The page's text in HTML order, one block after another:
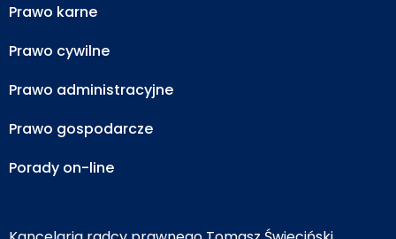
Prawo karne
Prawo cywilne
Prawo administracyjne
Prawo gospodarcze
Porady on-line